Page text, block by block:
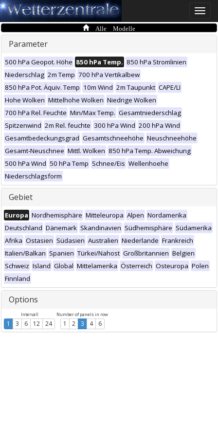
Toggle
Alle Modelle
Parameter
500 hPa Geopot. Höhe 850 hPa Temp. 850 hPa Stromlinien
Niederschlag 2m Temp 700 hPa Vertikalbew
850 hPa Pot. Äquiv. Temp 10m Wind 2m Taupunkt CAPE/LI
Hohe Wolken Mittelhohe Wolken Niedrige Wolken
700 hPa Rel. Feuchte Min/Max Temp. Gesamtniederschlag
Spitzenwind 2m Rel. feuchte 300 hPa Wind 200 hPa Wind
Gesamtbedeckungsgrad Gesamtschneehöhe Neuschneehöhe
Gesamt-Neuschnee Mittl. Wolken 850 hPa Temp. Abweichung
500 hPa Wind 50 hPa Temp Schnee/Eis Wellenhoehe
Niederschlagsform
Gebiet
Europa Nordhemisphäre Mitteleuropa Alpen Nordamerika
Deutschland Dänemark Skandinavien Südhemisphäre Südamerika
Afrika Ostasien Südasien Australien Niederlande Frankreich
Italien/Balkan Spanien Türkei/Nahost Großbritannien Belgien
Schweiz Island Global Mittelamerika Österreich Osteuropa Polen
Finnland
Options
Intervall
1 3 6 12 24
Number of panels in row
1 2 3 4 6